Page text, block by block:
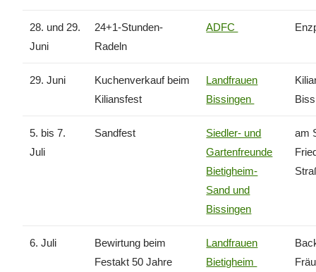
28. und 29.
Juni
24+1-Stunden-
Radeln
ADFC
29. Juni
Kuchenverkauf beim
Kiliansfest
Landfrauen
Bissingen
5. bis 7.
Juli
Sandfest
Siedler- und
Gartenfreunde
Bietigheim-
Sand und
Bissingen
am
6. Juli
Bewirtung beim
Festakt 50 Jahre
Landfrauen
Bietigheim